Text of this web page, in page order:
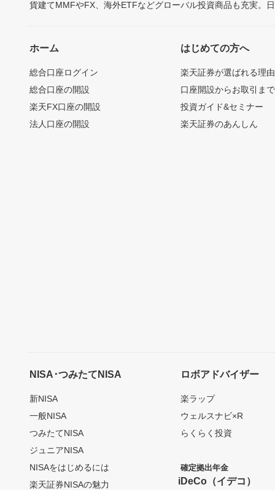
貨建てMMFやFX、海外ETFなどグローバル投資商品も充実。
ホーム
総合口座ログイン
総合口座の開設
楽天FX口座の開設
法人口座の開設
はじめての方へ
楽天証券が選ばれる理由
口座開設からお取引ま
投資ガイド&セミナー
楽天証券のあんしん
NISA･つみたてNISA
新NISA
一般NISA
つみたてNISA
ジュニアNISA
NISAをはじめるには
楽天証券NISAの魅力
ロボアドバイザー
楽ラップ
ウェルスナビ×R
らくらく投資
確定拠出年金
iDeCo（イデコ）